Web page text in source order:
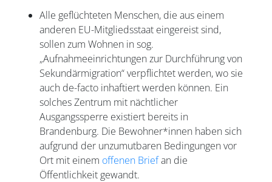
Alle geflüchteten Menschen, die aus einem
anderen EU-Mitgliedsstaat eingereist sind,
sollen zum Wohnen in sog.
„Aufnahmeeinrichtungen zur Durchführung von
Sekundärmigration“ verpflichtet werden, wo sie
auch de-facto inhaftiert werden können. Ein
solches Zentrum mit nächtlicher
Ausgangssperre existiert bereits in
Brandenburg. Die Bewohner*innen haben sich
aufgrund der unzumutbaren Bedingungen vor
Ort mit einem offenen Briefan die
Öffentlichkeit gewandt.